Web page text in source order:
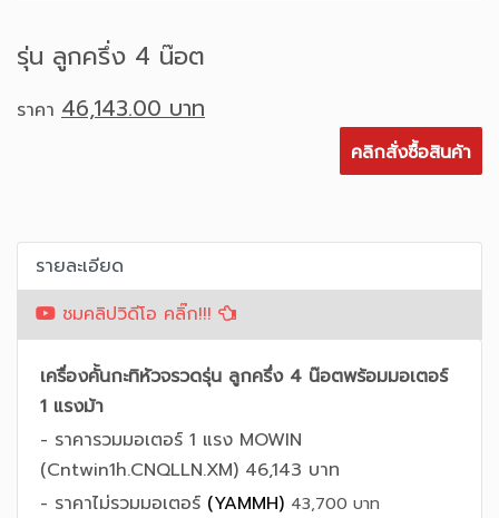
รุ่น ลูกครึ่ง 4 น๊อต
ราคา 46,143.00 บาท
คลิกสั่งซื้อสินค้า
รายละเอียด
ชมคลิปวิดีโอ คลิ๊ก!!!
เครื่องคั้นกะทิหัวจรวดรุ่น ลูกครึ่ง 4 น๊อตพร้อมมอเตอร์
1 แรงม้า
- ราคารวมมอเตอร์ 1 แรง MOWIN
(Cntwin1h.CNQLLN.XM) 46,143 บาท
- ราคาไม่รวมมอเตอร์ (YAMMH) 43,700 บาท